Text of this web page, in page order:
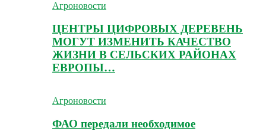
Агроновости
ЦЕНТРЫ ЦИФРОВЫХ ДЕРЕВЕНЬ
МОГУТ ИЗМЕНИТЬ КАЧЕСТВО
ЖИЗНИ В СЕЛЬСКИХ РАЙОНАХ
ЕВРОПЫ…
Агроновости
ФАО передали необходимое